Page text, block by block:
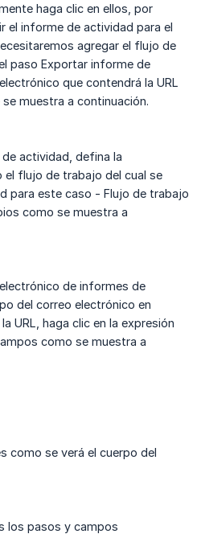
haga clic en ellos, por
el informe de actividad para el
agregar el flujo de
paso Exportar informe de
que contendrá la URL
muestra a continuación.
actividad, defina la
flujo de trabajo del cual se
para este caso - Flujo de trabajo
como se muestra a
de informes de
del correo electrónico en
URL, haga clic en la expresión
como se muestra a
como se verá el cuerpo del
los pasos y campos